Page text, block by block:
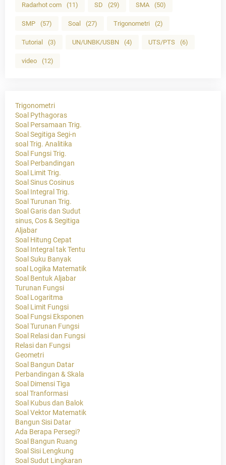
Radarhot com (11) SD (29) SMA (50)
SMP (57) Soal (27) Trigonometri (2)
Tutorial (3) UN/UNBK/USBN (4) UTS/PTS (6)
video (12)
Trigonometri
Soal Pythagoras
Soal Persamaan Trig.
Soal Segitiga Segi-n
soal Trig. Analitika
Soal Fungsi Trig.
Soal Perbandingan
Soal Limit Trig.
Soal Sinus Cosinus
Soal Integral Trig.
Soal Turunan Trig.
Soal Garis dan Sudut
sinus, Cos & Segitiga
Aljabar
Soal Hitung Cepat
Soal Integral tak Tentu
Soal Suku Banyak
soal Logika Matematik
Soal Bentuk Aljabar
Turunan Fungsi
Soal Logaritma
Soal Limit Fungsi
Soal Fungsi Eksponen
Soal Turunan Fungsi
Soal Relasi dan Fungsi
Relasi dan Fungsi
Geometri
Soal Bangun Datar
Perbandingan & Skala
Soal Dimensi Tiga
soal Tranformasi
Soal Kubus dan Balok
Soal Vektor Matematik
Bangun Sisi Datar
Ada Berapa Persegi?
Soal Bangun Ruang
Soal Sisi Lengkung
Soal Sudut Lingkaran